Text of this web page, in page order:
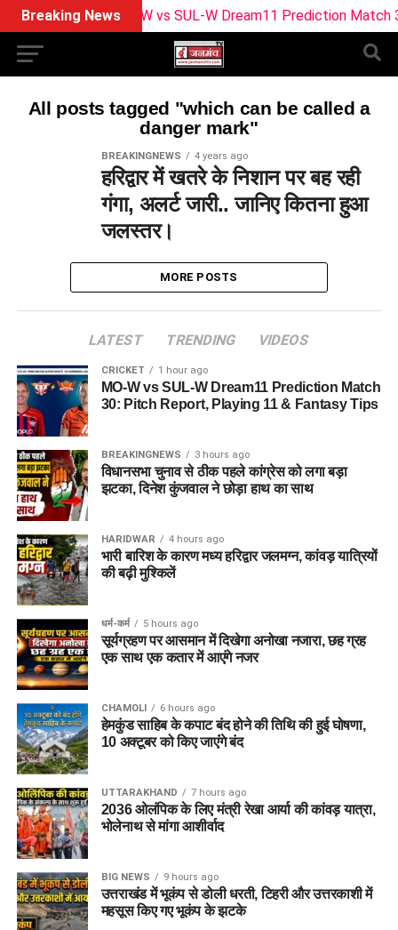
Breaking NewsMO-W vs SUL-W Dream11 Prediction Match
All posts tagged "which can be called a
danger mark"
BREAKINGNEWS 4 years ago
हरिद्वार में खतरे के निशान पर बह रही
गंगा, अलर्ट जारी.. जानिए कितना हुआ
जलस्तर।
MORE POSTS
LATEST TRENDING VIDEOS
CRICKET 1 hour ago
MO-W vs SUL-W Dream11 Prediction Match
30: Pitch Report, Playing 11 & Fantasy Tips
BREAKINGNEWS 3 hours ago
विधानसभा चुनाव से ठीक पहले कांग्रेस को लगा बड़ा
झटका, दिनेश कुंजवाल ने छोड़ा हाथ का साथ
HARIDWAR 4 hours ago
भारी बारिश के कारण मध्य हरिद्वार जलमग्न, कांवड़ यात्रियों
की बढ़ी मुश्किलें
धर्म-कर्म 5 hours ago
सूर्यग्रहण पर आसमान में दिखेगा अनोखा नजारा, छह ग्रह
एक साथ एक कतार में आएंगे नजर
CHAMOLI 6 hours ago
हेमकुंड साहिब के कपाट बंद होने की तिथि की हुई घोषणा,
10 अक्टूबर को किए जाएंंगे बंद
UTTARAKHAND 7 hours ago
2036 ओलंपिक के लिए मंत्री रेखा आर्या की कांवड़ यात्रा,
भोलेनाथ से मांगा आशीर्वाद
BIG NEWS 9 hours ago
उत्तराखंड में भूकंप से डोली धरती, टिहरी और उत्तरकाशी में
महसूस किए गए भूकंप के झटके